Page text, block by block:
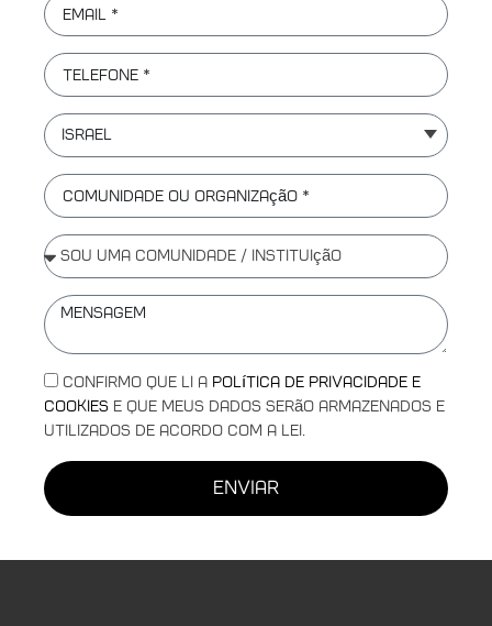
Israel
Confirmo que li a Política de Privacidade e
Cookies e que meus dados serão armazenados e
utilizados de acordo com a lei.
enviar